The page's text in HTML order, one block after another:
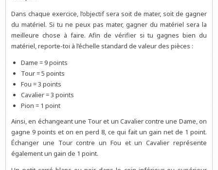
Dans chaque exercice, l’objectif sera soit de mater, soit de gagner
du matériel. Si tu ne peux pas mater, gagner du matériel sera la
meilleure chose à faire. Afin de vérifier si tu gagnes bien du
matériel, reporte-toi à l’échelle standard de valeur des pièces :
Dame = 9 points
Tour = 5 points
Fou = 3 points
Cavalier = 3 points
Pion = 1 point
Ainsi, en échangeant une Tour et un Cavalier contre une Dame, on
gagne 9 points et on en perd 8, ce qui fait un gain net de 1 point.
Échanger une Tour contre un Fou et un Cavalier représente
également un gain de 1 point.